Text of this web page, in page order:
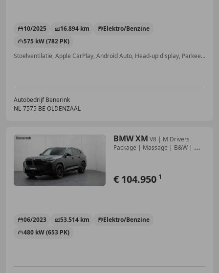
10/2025 16.894 km
Elektro/Benzine
575 kW (782 PK)
Stoelventilatie, Apple CarPlay, Android Auto, Head-up display, Parkeerhulp achter, Digitale radio-ontvangst, Spoiler, Alarm
Autobedrijf Benerink
NL-7575 BE OLDENZAAL
BMW XM V8 | M Drivers
Package | Massage | B&W | M
€ 104.950 1
06/2023 53.514 km
Elektro/Benzine
480 kW (653 PK)